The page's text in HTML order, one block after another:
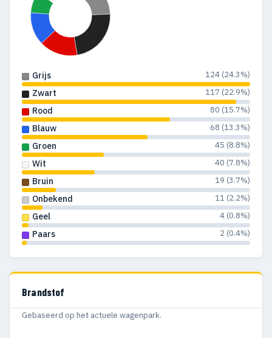
Grijs 124 (24.3%)
Zwart 117 (22.9%)
Rood 80 (15.7%)
Blauw 68 (13.3%)
Groen 45 (8.8%)
Wit 40 (7.8%)
Bruin 19 (3.7%)
Onbekend 11 (2.2%)
Geel 4 (0.8%)
Paars 2 (0.4%)
Brandstof
Gebaseerd op het actuele wagenpark.